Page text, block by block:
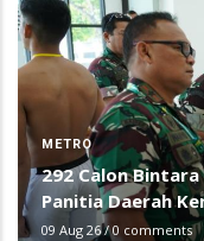
METRO
292 Calon
Panitia Daerah
09 Aug 26/0 comments